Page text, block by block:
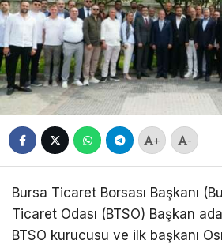
+ -
Bursa Ticaret Borsası Başkanı
Ticaret Odası (BTSO) Başkan
BTSO kurucusu ve ilk başkanı